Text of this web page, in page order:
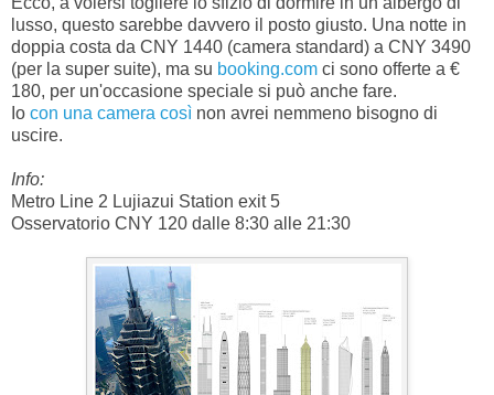
lusso, questo sarebbe davvero il posto giusto. Una notte in
doppia costa da CNY 1440 (camera standard) a CNY 3490
(per la super suite), ma su booking.com ci sono offerte a €
180, per un'occasione speciale si può anche fare.
Io con una camera così non avrei nemmeno bisogno di
uscire.
Info:
Metro Line 2 Lujiazui Station exit 5
Osservatorio CNY 120 dalle 8:30 alle 21:30